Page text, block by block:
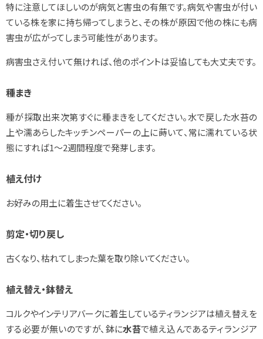
特に注意してほしいのが病気と害虫の有無です。病気や害虫が付い
ている株を家に持ち帰ってしまうと、その株が原因で他の株にも病
害虫が広がってしまう可能性があります。
病害虫さえ付いて無ければ、他のポイントは妥協しても大丈夫です。
種まき
種が採取出来次第すぐに種まきをしてください。水で戻した水苔の
上や濡あらしたキッチンペーパーの上に蒔いて、常に濡れている状
態にすれば1～2週間程度で発芽します。
植え付け
お好みの用土に着生させてください。
剪定・切り戻し
古くなり、枯れてしまった葉を取り除いてください。
植え替え・鉢替え
コルクやインテリアバークに着生しているティランジアは植え替えを
する必要が無いのですが、鉢に水苔で植え込んであるティランジア